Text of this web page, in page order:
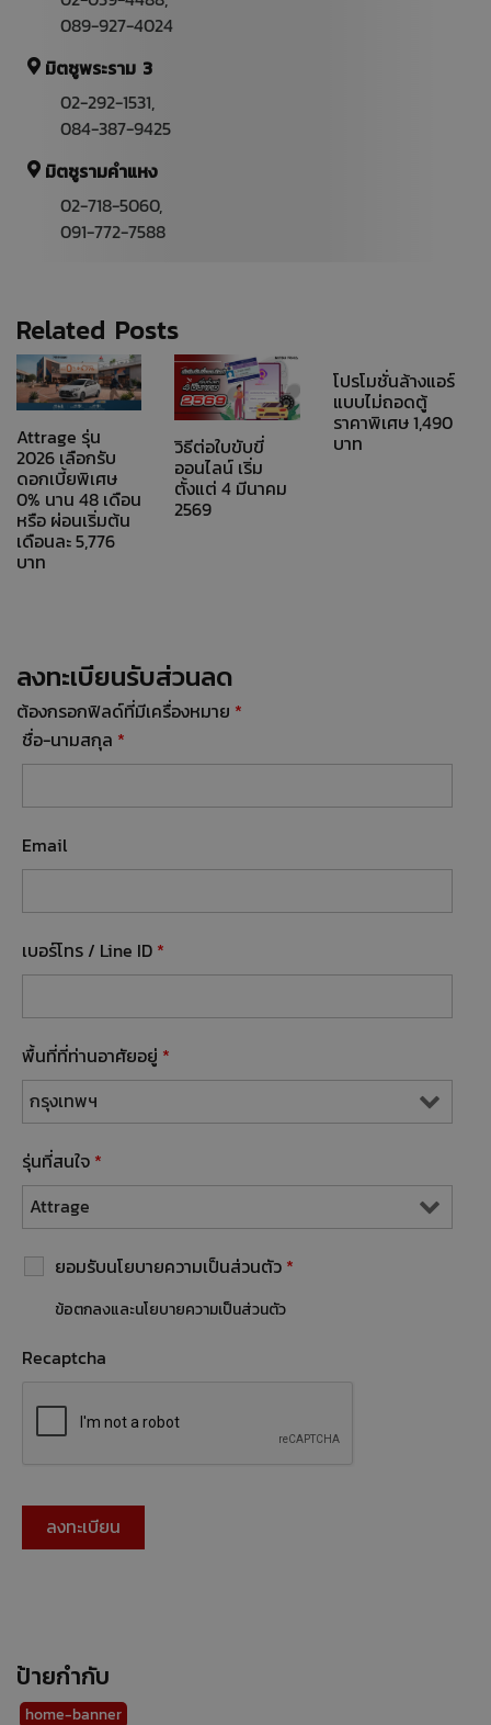
089-927-4024
มิตซูพระราม 3
02-292-1531,
084-387-9425
มิตซูรามคำแหง
02-718-5060,
091-772-7588
Related Posts
Attrage รุ่น
2026 เลือกรับ
ดอกเบี้ยพิเศษ
0% นาน 48 เดือน
หรือ ผ่อนเริ่มต้น
เดือนละ 5,776
บาท
วิธีต่อใบขับขี่
ออนไลน์ เริ่ม
ตั้งแต่ 4 มีนาคม
2569
โปรโมชั่นล้างแอร์
แบบไม่ถอดตู้
ราคาพิเศษ 1,490
บาท
ลงทะเบียนรับส่วนลด
ต้องกรอกฟิลด์ที่มีเครื่องหมาย *
ชื่อ-นามสกุล *
Email
เบอร์โทร / Line ID *
พื้นที่ที่ท่านอาศัยอยู่ *
รุ่นที่สนใจ *
ยอมรับนโยบายความเป็นส่วนตัว *
ข้อตกลงและนโยบายความเป็นส่วนตัว
Recaptcha
ป้ายกำกับ
home-banner